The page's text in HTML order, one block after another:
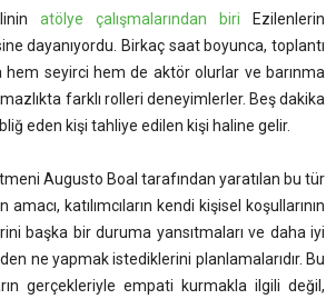
atölye çalışmalarından biri Ezilenlerin
dayanıyordu. Birkaç saat boyunca, toplantı
hem seyirci hem de aktör olurlar ve barınma
farklı rolleri deneyimlerler. Beş dakika
eden kişi tahliye edilen kişi haline gelir.
Augusto Boal tarafından yaratılan bu tür
katılımcıların kendi kişisel koşullarının
başka bir duruma yansıtmaları ve daha iyi
ne yapmak istediklerini planlamalarıdır. Bu
gerçekleriyle empati kurmakla ilgili değil,